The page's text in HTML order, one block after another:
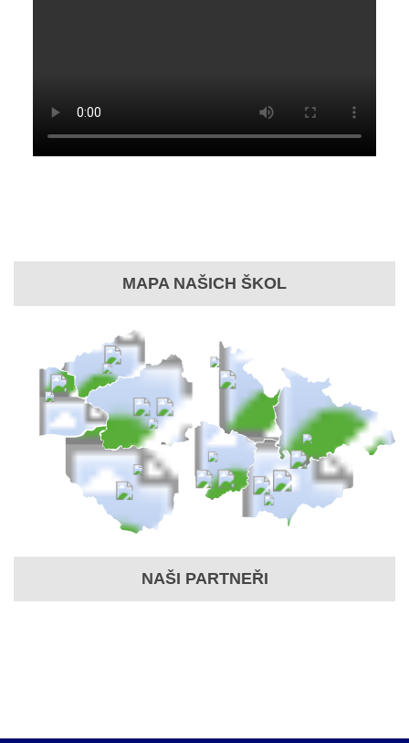
MAPA NAŠICH ŠKOL
NAŠI PARTNEŘI